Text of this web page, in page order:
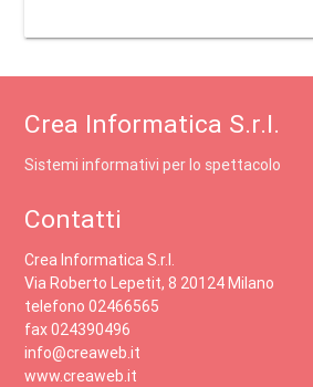
Crea Informatica S.r.l.
Sistemi informativi per lo spettacolo
Contatti
Crea Informatica S.r.l.
Via Roberto Lepetit, 8 20124 Milano
telefono 02466565
fax 024390496
info@creaweb.it
www.creaweb.it